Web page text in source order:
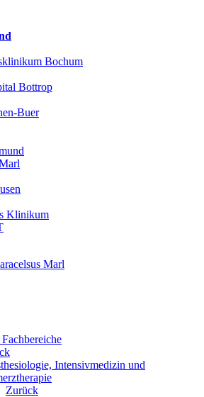
Bochum
Bottrop
Buer
Klinikum
Marl
Intensivmedizin und
Zurück